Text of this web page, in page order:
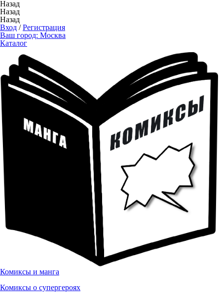
Назад
Назад
Назад
Вход /Регистрация
Ваш город: Москва
Каталог
Комиксы и манга
Комиксы о супергероях